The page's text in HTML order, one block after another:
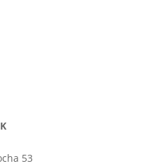
53